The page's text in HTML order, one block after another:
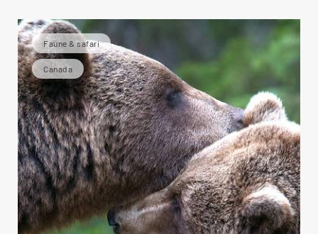
Faune & safari
Canada